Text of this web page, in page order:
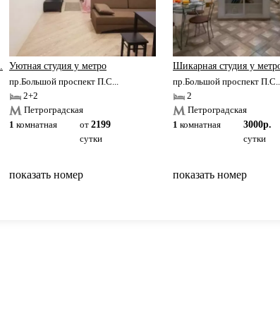
Уютная студия у метро
пр.Большой проспект П.С...
2+2
Петроградская
1 комнатная от 2199
сутки
показать номер
Шикарная студия у
пр.Большой проспект П.С...
2
Петроградская
1 комнатная
3000р.
сутки
показать номер